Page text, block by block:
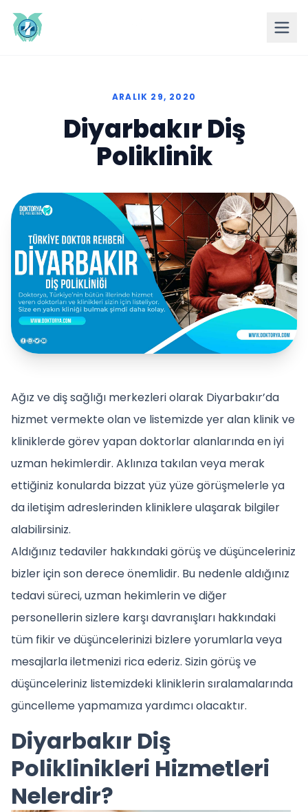
ARALIK 29, 2020
Diyarbakır Diş
Poliklinik
Ağız ve diş sağlığı merkezleri olarak Diyarbakır’da
hizmet vermekte olan ve listemizde yer alan klinik ve
kliniklerde görev yapan doktorlar alanlarında en iyi
uzman hekimlerdir. Aklınıza takılan veya merak
ettiğiniz konularda bizzat yüz yüze görüşmelerle ya
da iletişim adreslerinden kliniklere ulaşarak bilgiler
alabilirsiniz.
Aldığınız tedaviler hakkındaki görüş ve düşünceleriniz
bizler için son derece önemlidir. Bu nedenle aldığınız
tedavi süreci, uzman hekimlerin ve diğer
personellerin sizlere karşı davranışları hakkındaki
tüm fikir ve düşüncelerinizi bizlere yorumlarla veya
mesajlarla iletmenizi rica ederiz. Sizin görüş ve
düşünceleriniz listemizdeki kliniklerin sıralamalarında
güncelleme yapmamıza yardımcı olacaktır.
Diyarbakır Diş
Poliklinikleri Hizmetleri
Nelerdir?